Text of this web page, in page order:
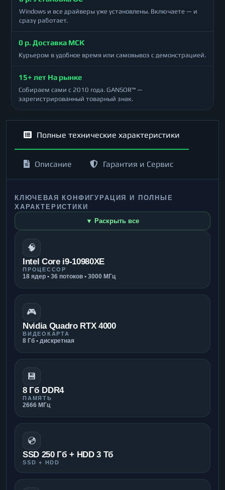
Windows и все драйверы уже установлены. Включаете — и
сразу работает.
0 р. Доставка МСК
Курьером в удобное время или самовывоз с демонстрацией.
15+ лет На рынке
Собираем сами с 2010 года. GANSOR™ —
зарегистрированный товарный знак.
Полные технические характеристики
Описание Гарантия и Сервис
КЛЮЧЕВАЯ КОНФИГУРАЦИЯ И ПОЛНЫЕ
ХАРАКТЕРИСТИКИ
▼ Раскрыть все
🧠
Intel Core i9-10980XE
ПРОЦЕССОР
18 ядер • 36 потоков • 3000 МГц
🎮
Nvidia Quadro RTX 4000
ВИДЕОКАРТА
8 Гб • дискретная
💾
8 Гб DDR4
ПАМЯТЬ
2666 МГц
💿
SSD 250 Гб + HDD 3 Тб
SSD + HDD